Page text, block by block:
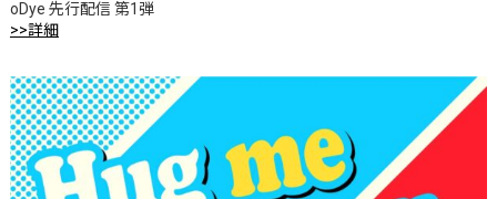
oDye 先行配信 第1弾
>>詳細